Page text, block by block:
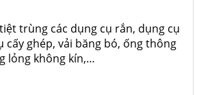
trùng các dụng cụ rắn, dụng cụ
cấy ghép, vải băng bó, ống thông
lỏng không kín,…